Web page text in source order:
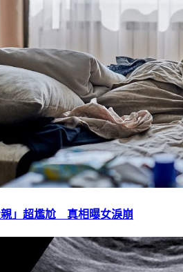
」超尷尬 真相曝女淚崩